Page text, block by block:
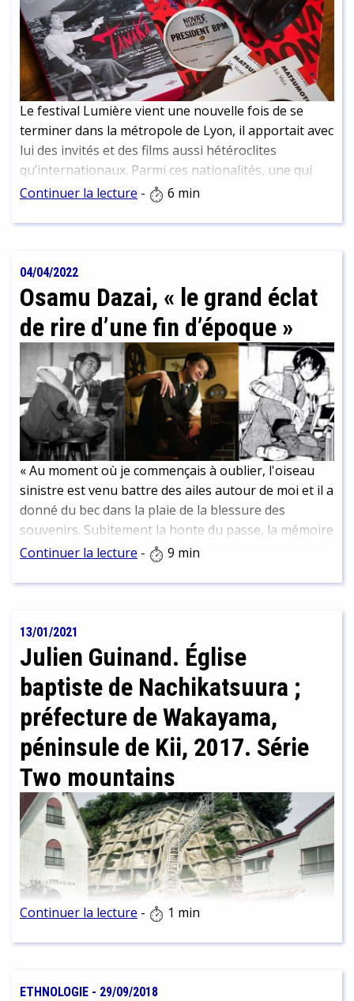
Le festival Lumière vient une nouvelle fois de se
terminer dans la métropole de Lyon, il apportait avec
lui des invités et des films aussi hétéroclites
qu’internationaux. Parmi ces nationalités, une qui
revient chaque année, comme poussée par le vent
se pencher sur nos collections de musiques de films
Continuer la lecture - 6 min
04/04/2022
Osamu Dazai, « le grand éclat
de rire d’une fin d’époque »
« Au moment où je commençais à oublier, l'oiseau
sinistre est venu battre des ailes autour de moi et il a
donné du bec dans la plaie de la blessure des
souvenirs. Subitement la honte du passe, la mémoire
de mes fautes ont surgi devant mes yeux. En proie à
pouvais plus rester en place. - On va boire ? lui dis-je
Continuer la lecture - 9 min
13/01/2021
Julien Guinand. Église
baptiste de Nachikatsuura ;
préfecture de Wakayama,
péninsule de Kii, 2017. Série
Two mountains
"[…]représenter les forces revient à inventer l'image
de ce qui s'éprouve sans se voir" Michel Poivert
Continuer la lecture - 1 min
ETHNOLOGIE - 29/09/2018